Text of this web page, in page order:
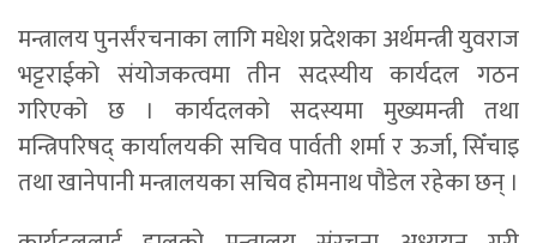
मन्त्रालय पुनर्संरचनाका लागि मधेश प्रदेशका अर्थमन्त्री युवराज
भट्टराईको संयोजकत्वमा तीन सदस्यीय कार्यदल गठन
गरिएको छ । कार्यदलको सदस्यमा मुख्यमन्त्री तथा
मन्त्रिपरिषद् कार्यालयकी सचिव पार्वती शर्मा र ऊर्जा, सिँचाइ
तथा खानेपानी मन्त्रालयका सचिव होमनाथ पौडेल रहेका छन् ।